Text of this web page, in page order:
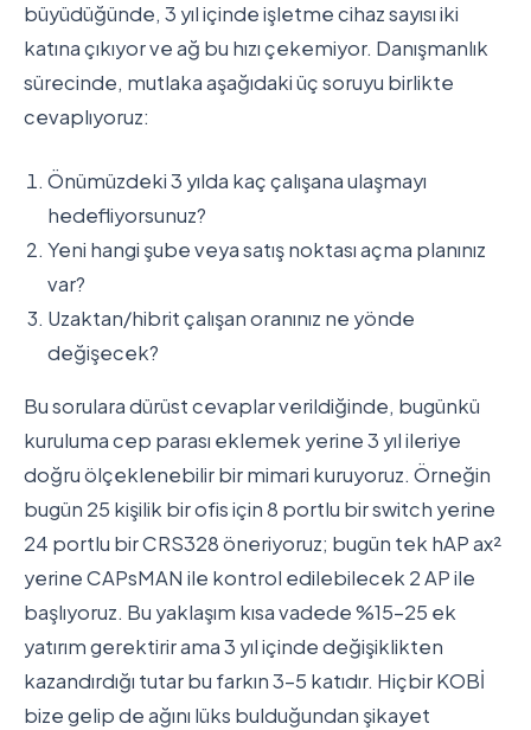
büyüdüğünde, 3 yıl içinde işletme cihaz sayısı iki
katına çıkıyor ve ağ bu hızı çekemiyor. Danışmanlık
sürecinde, mutlaka aşağıdaki üç soruyu birlikte
cevaplıyoruz:
Önümüzdeki 3 yılda kaç çalışana ulaşmayı
hedefliyorsunuz?
Yeni hangi şube veya satış noktası açma planınız
var?
Uzaktan/hibrit çalışan oranınız ne yönde
değişecek?
Bu sorulara dürüst cevaplar verildiğinde, bugünkü
kuruluma cep parası eklemek yerine 3 yıl ileriye
doğru ölçeklenebilir bir mimari kuruyoruz. Örneğin
bugün 25 kişilik bir ofis için 8 portlu bir switch yerine
24 portlu bir CRS328 öneriyoruz; bugün tek hAP ax²
yerine CAPsMAN ile kontrol edilebilecek 2 AP ile
başlıyoruz. Bu yaklaşım kısa vadede %15-25 ek
yatırım gerektirir ama 3 yıl içinde değişiklikten
kazandırdığı tutar bu farkın 3-5 katıdır. Hiçbir KOBİ
bize gelip de ağını lüks bulduğundan şikayet